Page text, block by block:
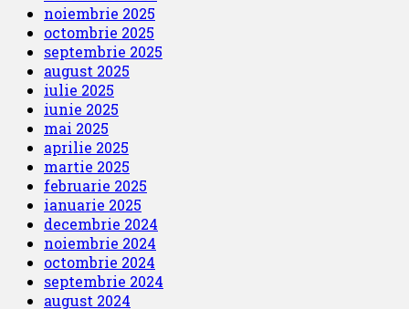
noiembrie 2025
octombrie 2025
septembrie 2025
august 2025
iulie 2025
iunie 2025
mai 2025
aprilie 2025
martie 2025
februarie 2025
ianuarie 2025
decembrie 2024
noiembrie 2024
octombrie 2024
septembrie 2024
august 2024